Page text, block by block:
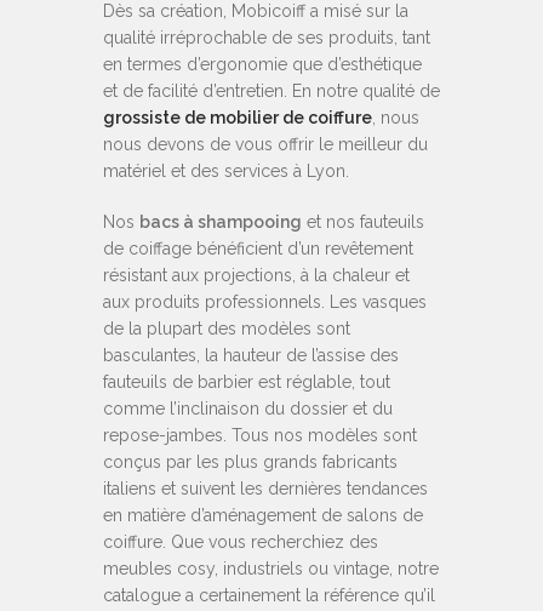
Dès sa création, Mobicoiff a misé sur la
qualité irréprochable de ses produits, tant
en termes d’ergonomie que d’esthétique
et de facilité d’entretien. En notre qualité de
grossiste de mobilier de coiffure , nous
nous devons de vous offrir le meilleur du
matériel et des services à Lyon.
Nos bacs à shampooing et nos fauteuils
de coiffage bénéficient d’un revêtement
résistant aux projections, à la chaleur et
aux produits professionnels. Les vasques
de la plupart des modèles sont
basculantes, la hauteur de l’assise des
fauteuils de barbier est réglable, tout
comme l’inclinaison du dossier et du
repose-jambes. Tous nos modèles sont
conçus par les plus grands fabricants
italiens et suivent les dernières tendances
en matière d’aménagement de salons de
coiffure. Que vous recherchiez des
meubles cosy, industriels ou vintage, notre
catalogue a certainement la référence qu’il